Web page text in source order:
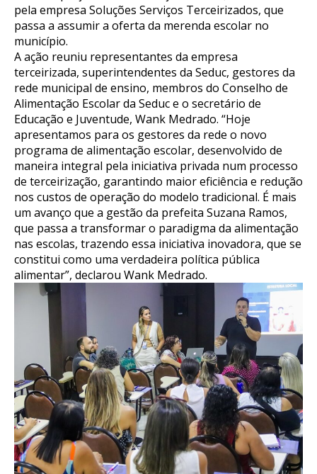
pela empresa Soluções Serviços Terceirizados, que
passa a assumir a oferta da merenda escolar no
município.
A ação reuniu representantes da empresa
terceirizada, superintendentes da Seduc, gestores da
rede municipal de ensino, membros do Conselho de
Alimentação Escolar da Seduc e o secretário de
Educação e Juventude, Wank Medrado. “Hoje
apresentamos para os gestores da rede o novo
programa de alimentação escolar, desenvolvido de
maneira integral pela iniciativa privada num processo
de terceirização, garantindo maior eficiência e redução
nos custos de operação do modelo tradicional. É mais
um avanço que a gestão da prefeita Suzana Ramos,
que passa a transformar o paradigma da alimentação
nas escolas, trazendo essa iniciativa inovadora, que se
constitui como uma verdadeira política pública
alimentar”, declarou Wank Medrado.